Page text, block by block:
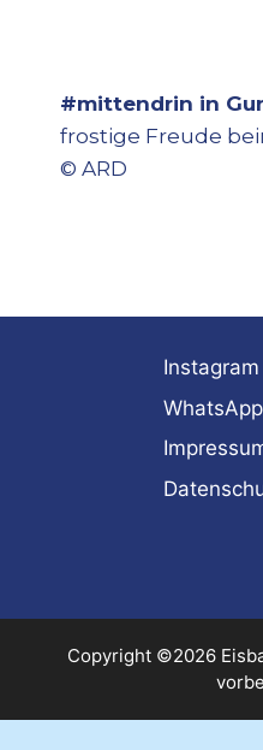
#mittendrin in
frostige Freude
© ARD
Instagram
Copyright ©2026